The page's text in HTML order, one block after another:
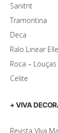
Sanitrit
Tramontina
Deca
Ralo Linear
Roca –
Celite
+ VIVA
Revista VIva